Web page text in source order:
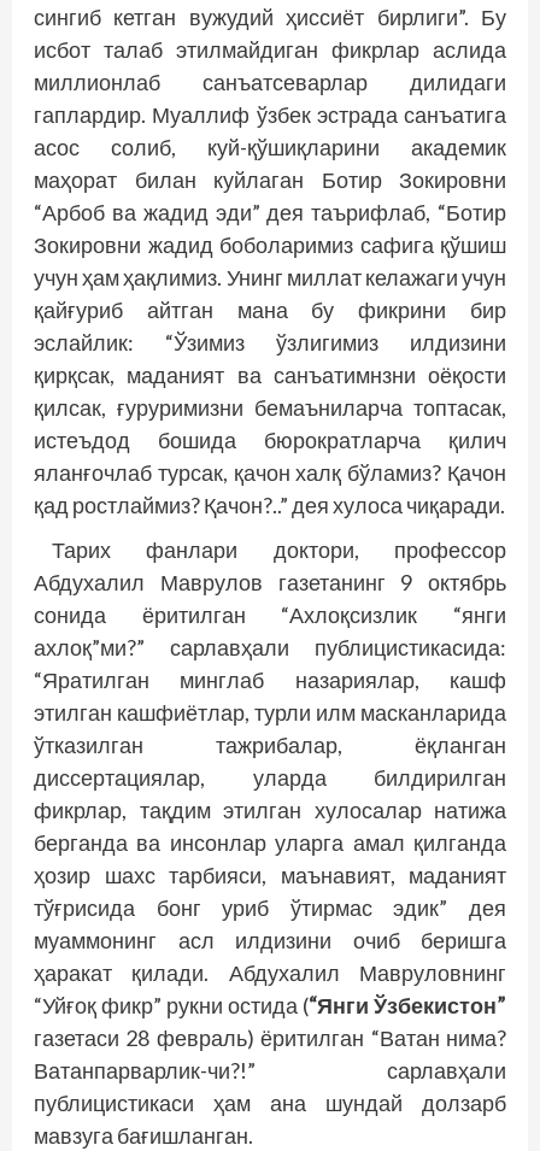
сингиб кетган вужудий ҳиссиёт бирлиги”. Бу
исбот талаб этилмайдиган фикрлар аслида
миллионлаб санъатсеварлар дилидаги
гаплардир. Муаллиф ўзбек эстрада санъатига
асос солиб, куй-қўшиқларини академик
маҳорат билан куйлаган Ботир Зокировни
“Арбоб ва жадид эди” дея таърифлаб, “Ботир
Зокировни жадид боболаримиз сафига қўшиш
учун ҳам ҳақлимиз. Унинг миллат келажаги учун
қайғуриб айтган мана бу фикрини бир
эслайлик: “Ўзимиз ўзлигимиз илдизини
қирқсак, маданият ва санъатимнзни оёқости
қилсак, ғуруримизни бемаъниларча топтасак,
истеъдод бошида бюрократларча қилич
яланғочлаб турсак, қачон халқ бўламиз? Қачон
қад ростлаймиз? Қачон?..” дея хулоса чиқаради.
Тарих фанлари доктори, профессор
Абдухалил Маврулов газетанинг 9 октябрь
сонида ёритилган “Ахлоқсизлик “янги
ахлоқ”ми?” сарлавҳали публицистикасида:
“Яратилган минглаб назариялар, кашф
этилган кашфиётлар, турли илм масканларида
ўтказилган тажрибалар, ёқланган
диссертациялар, уларда билдирилган
фикрлар, тақдим этилган хулосалар натижа
берганда ва инсонлар уларга амал қилганда
ҳозир шахс тарбияси, маънавият, маданият
тўғрисида бонг уриб ўтирмас эдик” дея
муаммонинг асл илдизини очиб беришга
ҳаракат қилади. Абдухалил Мавруловнинг
“Уйғоқ фикр” рукни остида (“Янги Ўзбекистон”
газетаси 28 февраль) ёритилган “Ватан нима?
Ватанпарварлик-чи?!” сарлавҳали
публицистикаси ҳам ана шундай долзарб
мавзуга бағишланган.